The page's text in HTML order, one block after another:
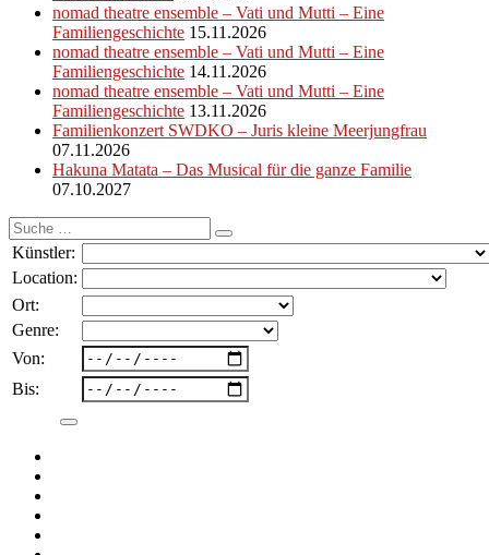
nomad theatre ensemble – Vati und Mutti – Eine
Familiengeschichte 15.11.2026
nomad theatre ensemble – Vati und Mutti – Eine
Familiengeschichte 14.11.2026
nomad theatre ensemble – Vati und Mutti – Eine
Familiengeschichte 13.11.2026
Familienkonzert SWDKO – Juris kleine Meerjungfrau
07.11.2026
Hakuna Matata – Das Musical für die ganze Familie
07.10.2027
Suche
nach:
Künstler:
Location:
Ort:
Genre:
Von:
Bis: